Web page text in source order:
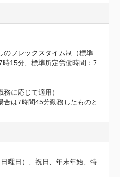
のフレックスタイム制（標準
15分、標準所定労働時間：7
に応じて適用）
合は7時間45分勤務したものと
曜日）、祝日、年末年始、特